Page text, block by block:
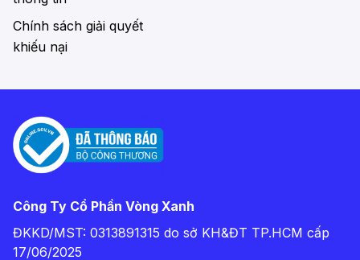
thông tin
Chính sách giải quyết
khiếu nại
Công Ty Cổ Phần Vòng Xanh
ĐKKD/MST: 0313891315 do sở KH&ĐT TP.HCM cấp